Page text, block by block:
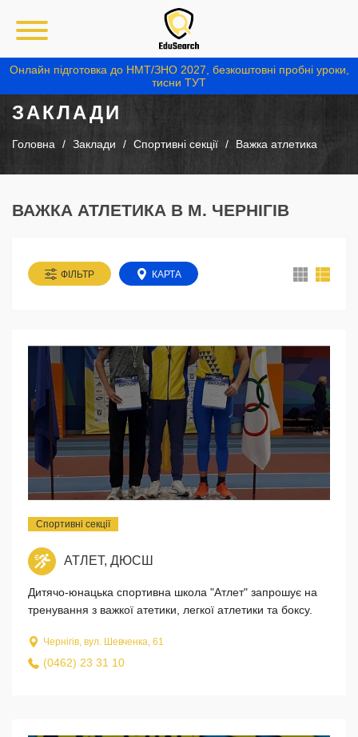
Онлайн підготовка до НМТ/ЗНО 2027, безкоштовні пробні уроки,
тисни ТУТ
ЗАКЛАДИ
Головна Заклади Спортивні секції Важка атлетика
ВАЖКА АТЛЕТИКА В М. ЧЕРНІГІВ
ФІЛЬТР КАРТА
Спортивні секції
АТЛЕТ, ДЮСШ
Дитячо-юнацька спортивна школа "Атлет" запрошує на
тренування з важкої атетики, легкої атлетики та боксу.
Чернігів, вул. Шевченка, 61
(0462) 23 31 10